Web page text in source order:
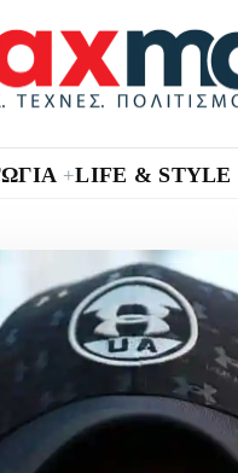
+LIFE & STYLE